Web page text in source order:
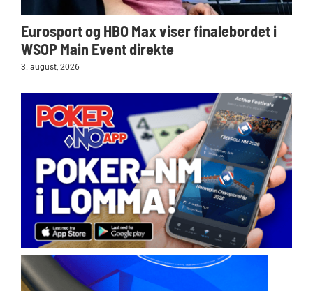
Eurosport og HBO Max viser finalebordet i
WSOP Main Event direkte
3. august, 2026